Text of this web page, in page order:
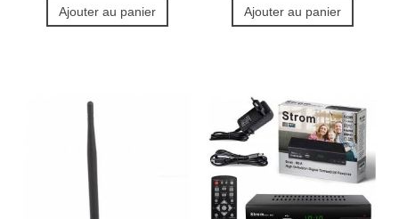
Ajouter au panier Ajouter au panier